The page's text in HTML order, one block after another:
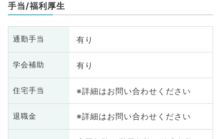
手当/福利厚生
通勤手当 有り
学会補助 有り
住宅手当 ※詳細はお問い合わせください
退職金 ※詳細はお問い合わせください